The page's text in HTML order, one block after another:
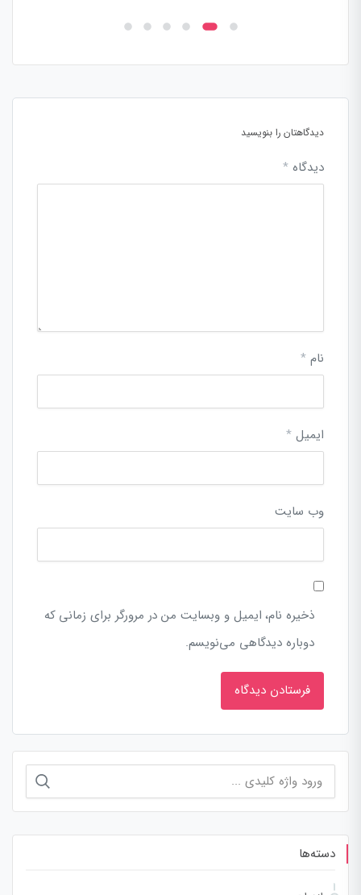
دیدگاهتان را بنویسید
دیدگاه *
نام *
ایمیل *
وب‌ سایت
ذخیره نام، ایمیل و وبسایت من در مرورگر برای زمانی که
دوباره دیدگاهی می‌نویسم.
جستجو
برای:
دسته‌ها